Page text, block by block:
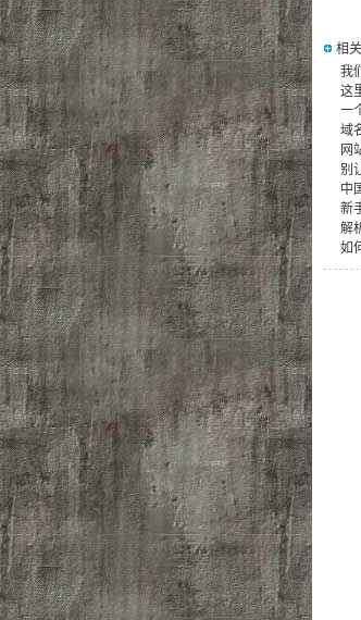
相
我
这
一
域
网
别
中
新
解
如